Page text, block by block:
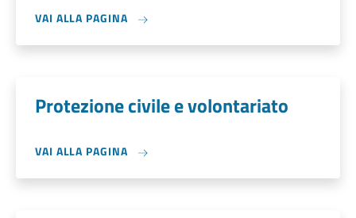
VAI ALLA PAGINA
Protezione civile e volontariato
VAI ALLA PAGINA